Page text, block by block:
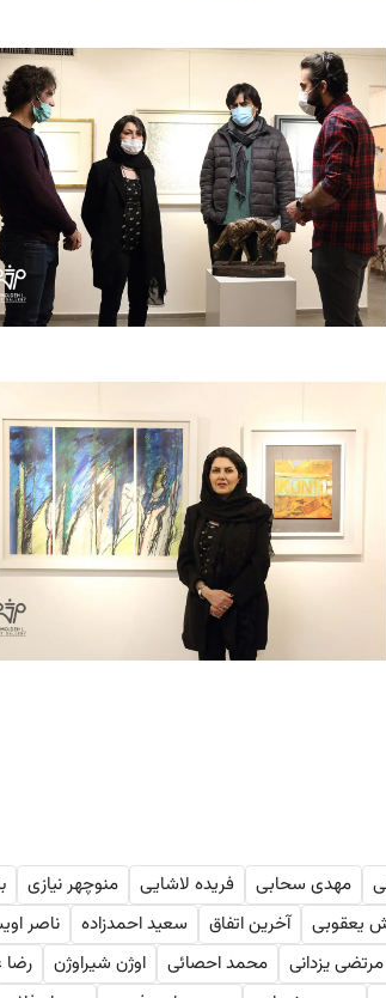
مهدی سحابی فریده لاشایی منوچهر نیازی
یعقوبی آخرین اتفاق سعید احمدزاده ناصر
مرتضی یزدانی محمد احصائی اوژن شیر‌اوژن رضا